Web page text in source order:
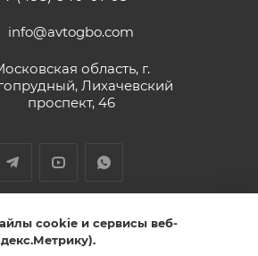
info@avtogbo.com
область, г.
Лихачевский
проспект, 46
ОГРН 320028000053851
cookie и сервисы веб-